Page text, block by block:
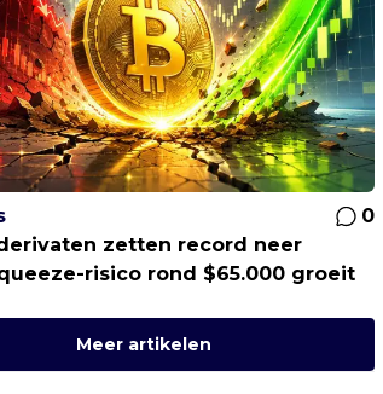
0
zetten record neer
risico rond $65.000 groeit
Meer artikelen